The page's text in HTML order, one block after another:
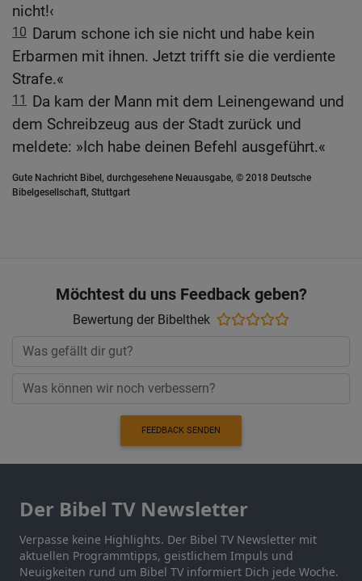
nicht!‹
10 Darum schone ich sie nicht und habe kein
Erbarmen mit ihnen. Jetzt trifft sie die verdiente
Strafe.«
11
Da kam der Mann mit dem Leinengewand und
dem Schreibzeug aus der Stadt zurück und
meldete: »Ich habe deinen Befehl ausgeführt.«
Gute Nachricht Bibel, durchgesehene Neuausgabe, © 2018 Deutsche
Bibelgesellschaft, Stuttgart
Möchtest du uns Feedback geben?
Bewertung der Bibelthek
FEEDBACK SENDEN
Der Bibel TV Newsletter
Verpasse keine Highlights. Der Bibel TV Newsletter mit
aktuellen Programmtipps, geistlichem Impuls und
Neuigkeiten rund um Bibel TV informiert Dich jede Woche.